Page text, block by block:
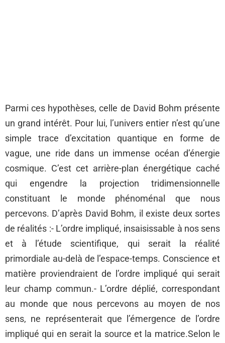
Parmi ces hypothèses, celle de David Bohm présente
un grand intérêt. Pour lui, l’univers entier n’est qu’une
simple trace d’excitation quantique en forme de
vague, une ride dans un immense océan d’énergie
cosmique. C’est cet arrière-plan énergétique caché
qui engendre la projection tridimensionnelle
constituant le monde phénoménal que nous
percevons. D’après David Bohm, il existe deux sortes
de réalités :- L’ordre impliqué, insaisissable à nos sens
et à l’étude scientifique, qui serait la réalité
primordiale au-delà de l’espace-temps. Conscience et
matière proviendraient de l’ordre impliqué qui serait
leur champ commun.- L’ordre déplié, correspondant
au monde que nous percevons au moyen de nos
sens, ne représenterait que l’émergence de l’ordre
impliqué qui en serait la source et la matrice.Selon le